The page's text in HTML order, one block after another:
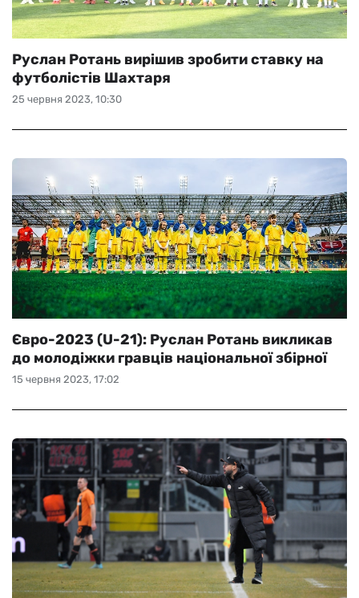
25 червня 2023, 10:30
Руслан Ротань вирішив зробити ставку на
футболістів Шахтаря
15 червня 2023, 17:02
Євро-2023 (U-21): Руслан Ротань викликав
до молодіжки гравців національної збірної